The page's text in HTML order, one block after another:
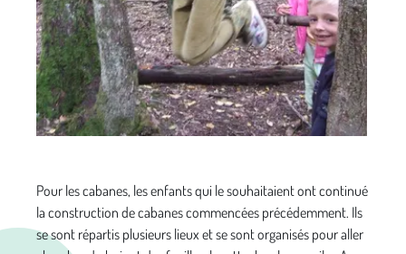
Pour les cabanes, les enfants qui le souhaitaient ont continué
la construction de cabanes commencées précédemment. Ils
se sont répartis plusieurs lieux et se sont organisés pour aller